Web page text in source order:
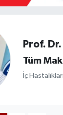
Prof.
Tüm
İç